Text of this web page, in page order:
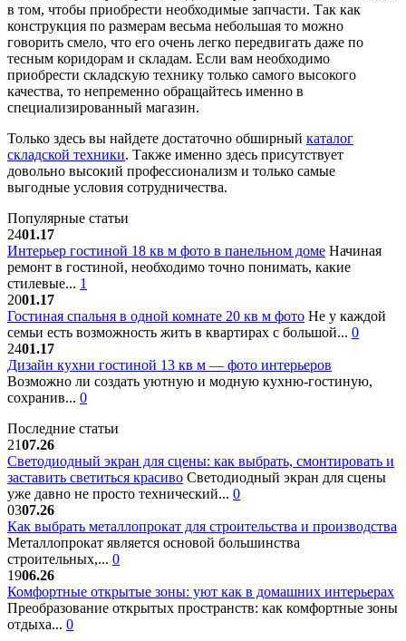
в том, чтобы приобрести необходимые запчасти. Так как
конструкция по размерам весьма небольшая то можно
говорить смело, что его очень легко передвигать даже по
тесным коридорам и складам. Если вам необходимо
приобрести складскую технику только самого высокого
качества, то непременно обращайтесь именно в
специализированный магазин.
Только здесь вы найдете достаточно обширный каталог
складской техники. Также именно здесь присутствует
довольно высокий профессионализм и только самые
выгодные условия сотрудничества.
Популярные статьи
2401.17
Интерьер гостиной 18 кв м фото в панельном доме Начиная
ремонт в гостиной, необходимо точно понимать, какие
стилевые... 1
2001.17
Гостиная спальня в одной комнате 20 кв м фото Не у каждой
семьи есть возможность жить в квартирах с большой... 0
2401.17
Дизайн кухни гостиной 13 кв м — фото интерьеров
Возможно ли создать уютную и модную кухню-гостиную,
сохранив... 0
Последние статьи
2107.26
Светодиодный экран для сцены: как выбрать, смонтировать и
заставить светиться красиво Светодиодный экран для сцены
уже давно не просто технический... 0
0307.26
Как выбрать металлопрокат для строительства и производства
Металлопрокат является основой большинства
строительных,... 0
1906.26
Комфортные открытые зоны: уют как в домашних интерьерах
Преобразование открытых пространств: как комфортные зоны
отдыха... 0